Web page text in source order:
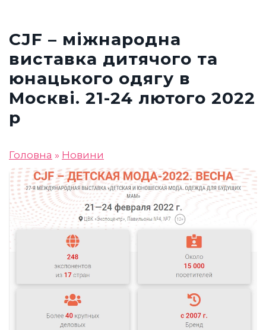
CJF – міжнародна
виставка дитячого та
юнацького одягу в
Москві. 21-24 лютого 2022
р
Головна » Новини